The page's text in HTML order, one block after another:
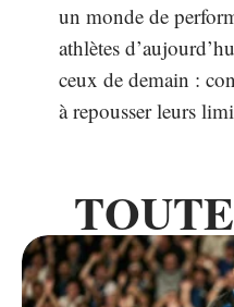
un monde de
athlètes
ceux de demain :
à repousser leurs